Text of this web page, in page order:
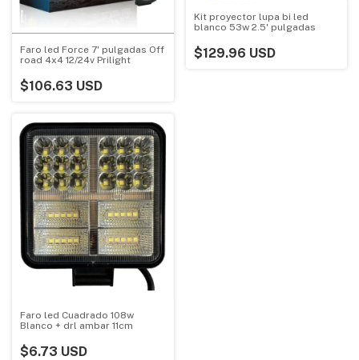
Faro led Force 7' pulgadas Off
road 4x4 12/24v Prilight
$106.63 USD
Kit proyector lupa bi led
blanco 53w 2.5' pulgadas
$129.96 USD
Faro led Cuadrado 108w
Blanco + drl ambar 11cm
$6.73 USD